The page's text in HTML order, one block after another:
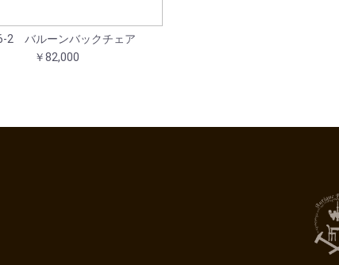
2 バルーンバックチェア
￥82,000